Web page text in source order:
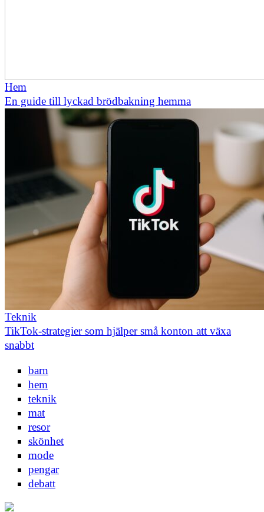
Hem
En guide till lyckad brödbakning hemma
Teknik
TikTok-strategier som hjälper små konton att växa
snabbt
barn
hem
teknik
mat
resor
skönhet
mode
pengar
debatt